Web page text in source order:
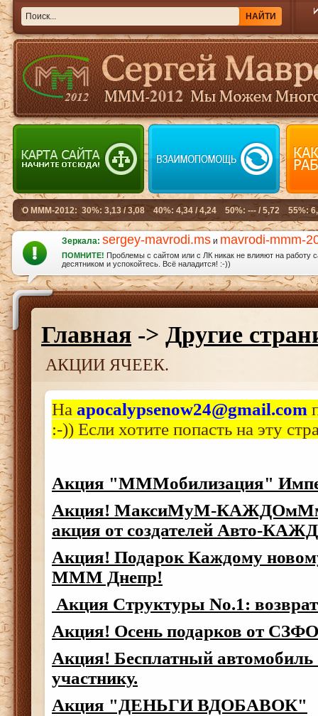
Зеркала: sergey-mavrodi.ms и mavrodi-mmm-
ПОМНИТЕ! Проблемы с сайтом или с ЛК никак не влияют на работу
десятником и успокойтесь. Всё наладится! :-))
Главная -> Другие
АКЦИИ ЯЧЕЕК.
На apocalypsenow24@gmail.com
:-)) Если хотите попасть на эту
Акция "МММобилизация"
Акция! МаксиМуМ-
акция от создателей Авто-
Акция! Подарок Каждому
МММ Днепр!
Акция Структуры No.1:
Акция! Осень подарков от СЗФО
Акция! Бесплатный
участнику.
Акция "ДЕНЬГИ ВДОБАВОК"